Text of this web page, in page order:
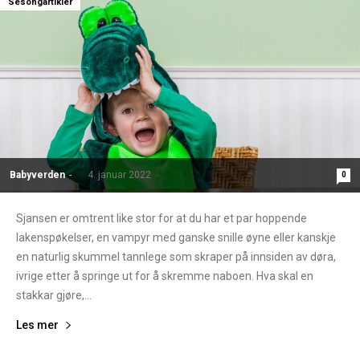
Babyverden - 4. januar 2022 0
Sesongartikler
Sjansen er omtrent like stor for at du har et par hoppende
lakenspøkelser, en vampyr med ganske snille øyne eller kanskje
en naturlig skummel tannlege som skraper på innsiden av døra,
ivrige etter å springe ut for å skremme naboen. Hva skal en
stakkar gjøre,...
Les mer